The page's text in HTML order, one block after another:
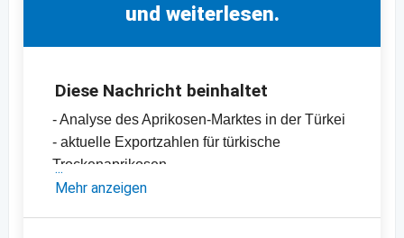
und weiterlesen.
Diese Nachricht beinhaltet
- Analyse des Aprikosen-Marktes in der Türkei
- aktuelle Exportzahlen für türkische
Trockenaprikosen
- aktuelle Preisindikationen für Ernte 2019
Mehr anzeigen